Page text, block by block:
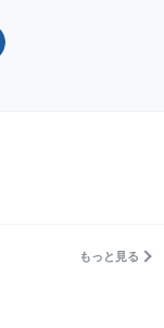
もっと見る